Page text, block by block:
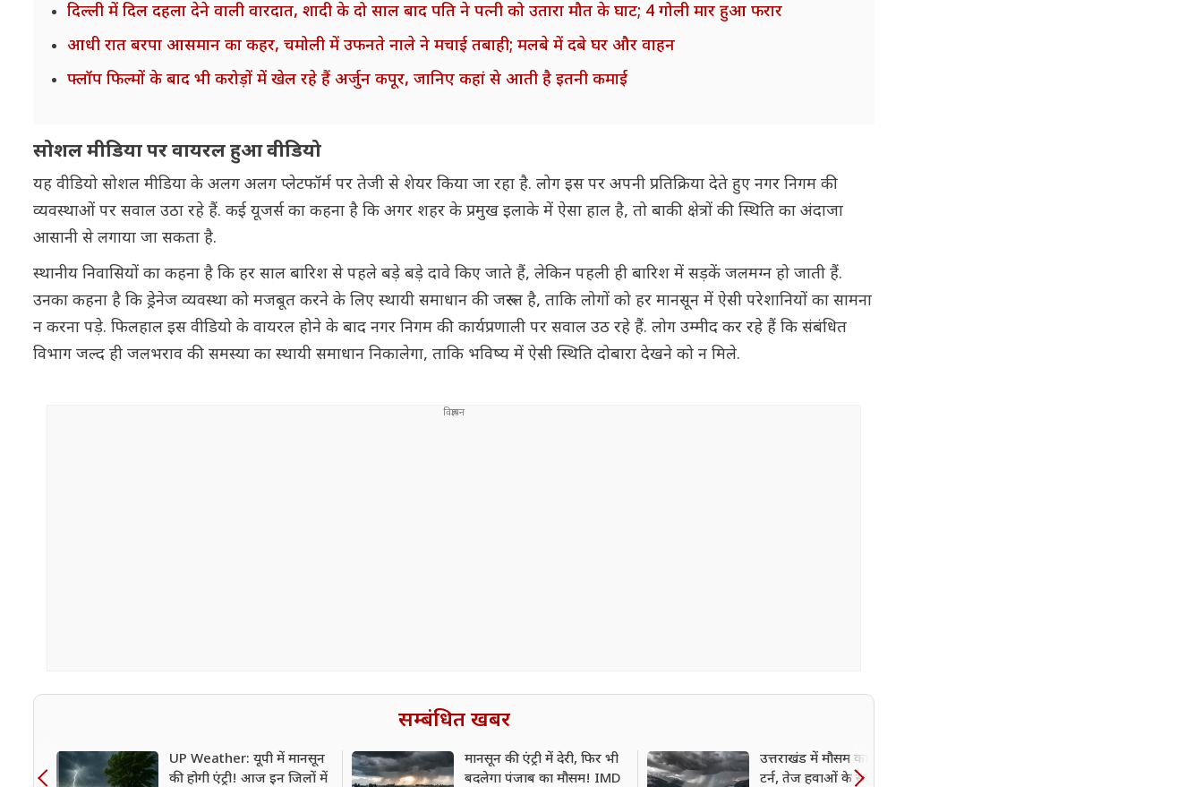
दिल्ली में दिल दहला देने वाली वारदात, शादी के दो साल बाद पति ने पत्नी को उतारा मौत के घाट; 4 गोली मार हुआ फरार
आधी रात बरपा आसमान का कहर, चमोली में उफनते नाले ने मचाई तबाही; मलबे में दबे घर और वाहन
फ्लॉप फिल्मों के बाद भी करोड़ों में खेल रहे हैं अर्जुन कपूर, जानिए कहां से आती है इतनी कमाई
सोशल मीडिया पर वायरल हुआ वीडियो
यह वीडियो सोशल मीडिया के अलग अलग प्लेटफॉर्म पर तेजी से शेयर किया जा रहा है. लोग इस पर अपनी प्रतिक्रिया देते हुए नगर निगम की
व्यवस्थाओं पर सवाल उठा रहे हैं. कई यूजर्स का कहना है कि अगर शहर के प्रमुख इलाके में ऐसा हाल है, तो बाकी क्षेत्रों की स्थिति का अंदाजा
आसानी से लगाया जा सकता है.
स्थानीय निवासियों का कहना है कि हर साल बारिश से पहले बड़े बड़े दावे किए जाते हैं, लेकिन पहली ही बारिश में सड़कें जलमग्न हो जाती हैं.
उनका कहना है कि ड्रेनेज व्यवस्था को मजबूत करने के लिए स्थायी समाधान की जरूरत है, ताकि लोगों को हर मानसून में ऐसी परेशानियों का सामना
न करना पड़े. फिलहाल इस वीडियो के वायरल होने के बाद नगर निगम की कार्यप्रणाली पर सवाल उठ रहे हैं. लोग उम्मीद कर रहे हैं कि संबंधित
विभाग जल्द ही जलभराव की समस्या का स्थायी समाधान निकालेगा, ताकि भविष्य में ऐसी स्थिति दोबारा देखने को न मिले.
सम्बंधित खबर
UP Weather: यूपी में मानसून
की होगी एंट्री! आज इन जिलों में
मानसून की एंट्री में देरी, फिर भी
बदलेगा पंजाब का मौसम! IMD
उत्तराखंड में मौसम का बड़ा यू-
टर्न, तेज हवाओं के साथ होगी